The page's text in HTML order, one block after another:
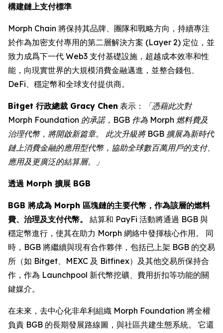
構建鏈上支付標準
Morph Chain 將保持其品牌、團隊和戰略方向，持續專注
於作為加密支付專用的第二層解決方案 (Layer 2) 定位，並
致力成爲下一代 Web3 支付基礎設施，超越成本效率和性
能，向現實世界的大規模消費金融邁進，並整合錢包、
DeFi、穩定幣和全球支付提供商。
Bitget 行政總裁 Gracy Chen 表示：
「憑藉此次對
Morph Foundation 的承諾，BGB 作為 Morph 燃料費及
治理代幣，將開啟新篇章。 此次升級將 BGB 擴展為新時代
鏈上消費金融的應用型代幣，協助全球數百萬用戶的支付、
應用及更廣泛的結算層。」
透過 Morph 擴展 BGB
BGB 將成為 Morph 區塊鏈的主要代幣，作為該層的燃料
費、治理及支付代幣。
結算和 PayFi 活動將通過 BGB 與
穩定幣進行，使其在助力 Morph 網絡中發揮核心作用。 同
時，BGB 將繼續與現有合作夥伴，包括已上架 BGB 的交易
所（如 Bitget、MEXC 及 Bitfinex）及其他交易所保持合
作，作為 Launchpool 新代幣挖礦、費用折扣等功能的關
鍵媒介。
在未來，去中心化非牟利組織 Morph Foundation 將全權
負責 BGB 的長期發展路線圖，與社區共建生態系統。 它還